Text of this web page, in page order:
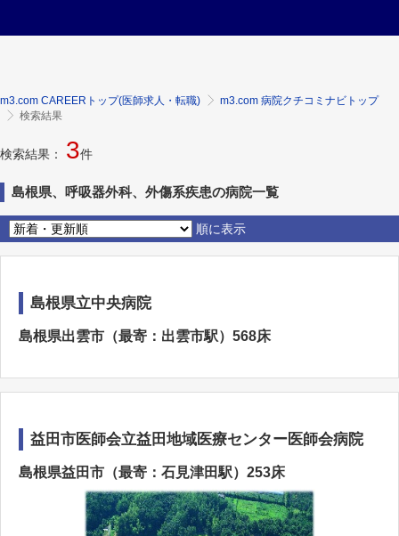
m3.com CAREERトップ(医師求人・転職)
m3.com 病院クチコミナビトップ
検索結果
検索結果： 3件
島根県、呼吸器外科、外傷系疾患の病院一覧
順に表示
島根県立中央病院
島根県出雲市（最寄：出雲市駅）568床
益田市医師会立益田地域医療センター医師会病院
島根県益田市（最寄：石見津田駅）253床